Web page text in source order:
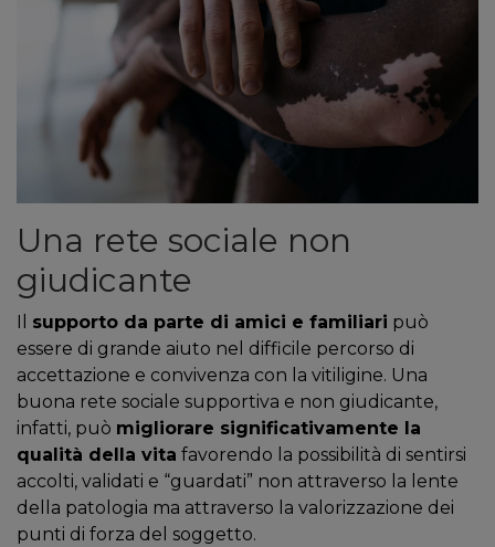
Una rete sociale non
giudicante
supporto da parte di amici e familiari può
essere di grande aiuto nel difficile percorso di
accettazione e convivenza con la vitiligine. Una
buona rete sociale supportiva e non giudicante,
infatti, può migliorare significativamente la
qualità della vita favorendo la possibilità di sentirsi
accolti, validati e “guardati” non attraverso la lente
della patologia ma attraverso la valorizzazione dei
punti di forza del soggetto.